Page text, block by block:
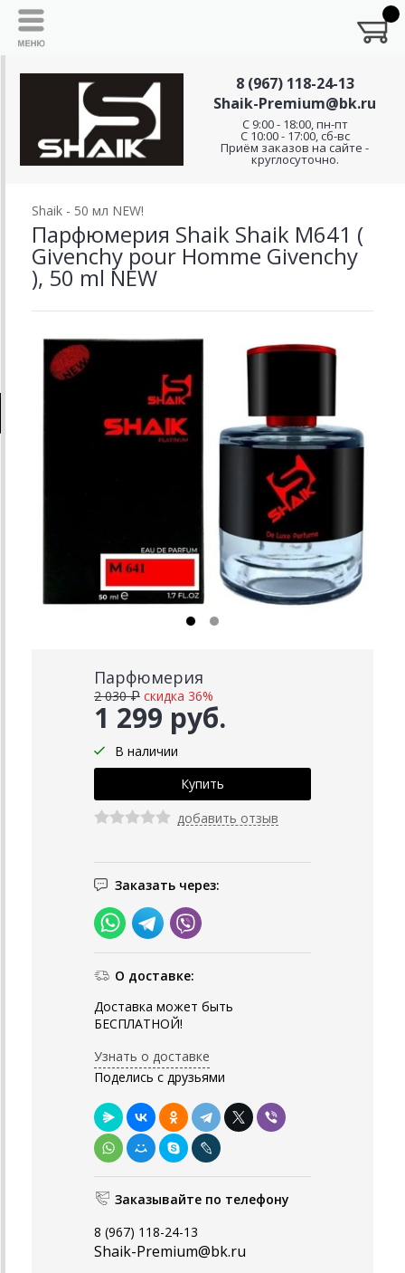
8 (967) 118-24-13
Shaik-Premium@bk.ru
C 9:00 - 18:00, пн-пт
С 10:00 - 17:00, сб-вс
Приём заказов на сайте -
круглосуточно.
Shaik - 50 мл NEW!
Парфюмерия Shaik Shaik M641 (
Givenchy pour Homme Givenchy
), 50 ml NEW
Парфюмерия
1 299 руб.
2 030 ₽ скидка 36%
В наличии
добавить отзыв
Заказать через:
О доставке:
Доставка может быть
БЕСПЛАТНОЙ!
Узнать о доставке
Поделись с друзьями
Заказывайте по телефону
8 (967) 118-24-13
Shaik-Premium@bk.ru